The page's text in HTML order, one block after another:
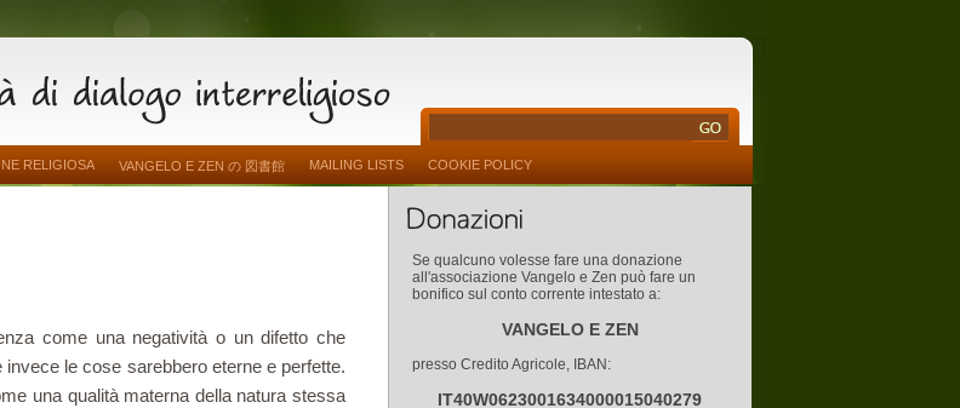
RELIGIOSA VANGELO E ZEN の 図書館 MAILING LISTS COOKIE POLICY
come una nega­tività o un difetto che
le cose sarebbero eterne e perfette.
una qualità materna della natura stessa
Se qualcuno volesse fare una donazione
all'associazione Vangelo e Zen può fare un
bonifico sul conto corrente intestato a:
VANGELO E ZEN
presso Credito Agricole, IBAN:
IT40W0623001634000015040279